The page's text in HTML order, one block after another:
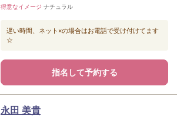
得意なイメージ ナチュラル
遅い時間、ネット×の場合はお電話で受け付けてます
☆
指名して予約する
永田 美貴